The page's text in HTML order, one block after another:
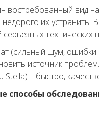
востребованный
их
технических
(сильный шум,
источник
– быстро,
способы